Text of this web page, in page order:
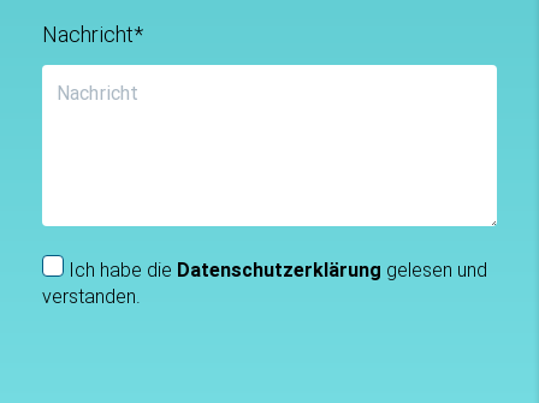
Nachricht*
Ich habe die Datenschutzerklärung gelesen und
verstanden.